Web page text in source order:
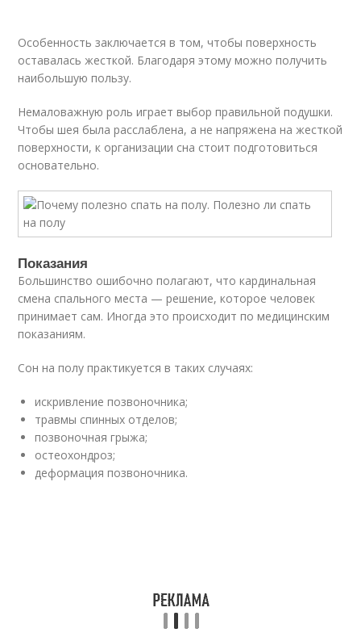
Особенность заключается в том, чтобы поверхность
оставалась жесткой. Благодаря этому можно получить
наибольшую пользу.
Немаловажную роль играет выбор правильной подушки.
Чтобы шея была расслаблена, а не напряжена на жесткой
поверхности, к организации сна стоит подготовиться
основательно.
Показания
Большинство ошибочно полагают, что кардинальная
смена спального места — решение, которое человек
принимает сам. Иногда это происходит по медицинским
показаниям.
Сон на полу практикуется в таких случаях:
искривление позвоночника;
травмы спинных отделов;
позвоночная грыжа;
остеохондроз;
деформация позвоночника.